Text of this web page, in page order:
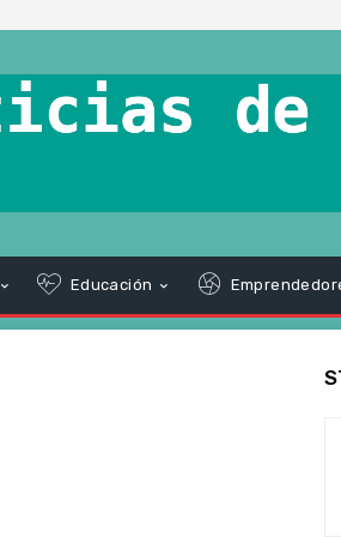
Educación